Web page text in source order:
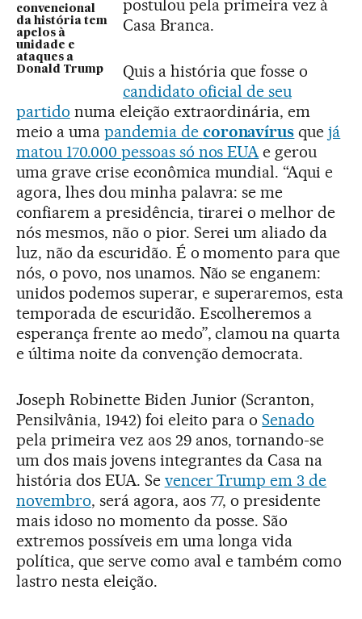
convencional
da história tem
apelos à
unidade e
ataques a
Donald Trump
postulou pela primeira vez à
Casa Branca.
Quis a história que fosse o
candidato oficial de seu
partido numa eleição extraordinária, em
meio a uma pandemia de coronavírus quejá
matou 170.000 pessoas só nos EUAe gerou
uma grave crise econômica mundial. “Aqui e
agora, lhes dou minha palavra: se me
confiarem a presidência, tirarei o melhor de
nós mesmos, não o pior. Serei um aliado da
luz, não da escuridão. É o momento para que
nós, o povo, nos unamos. Não se enganem:
unidos podemos superar, e superaremos, esta
temporada de escuridão. Escolheremos a
esperança frente ao medo”, clamou na quarta
e última noite da convenção democrata.
Joseph Robinette Biden Junior (Scranton,
Pensilvânia, 1942) foi eleito para oSenado
pela primeira vez aos 29 anos, tornando-se
um dos mais jovens integrantes da Casa na
história dos EUA. Se vencer Trump em 3 de
novembro, será agora, aos 77, o presidente
mais idoso no momento da posse. São
extremos possíveis em uma longa vida
política, que serve como aval e também como
lastro nesta eleição.